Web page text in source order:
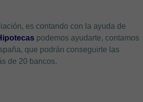
es contando con la ayuda de
podemos ayudarte, contamos
que podrán conseguirte las
de 20 bancos.